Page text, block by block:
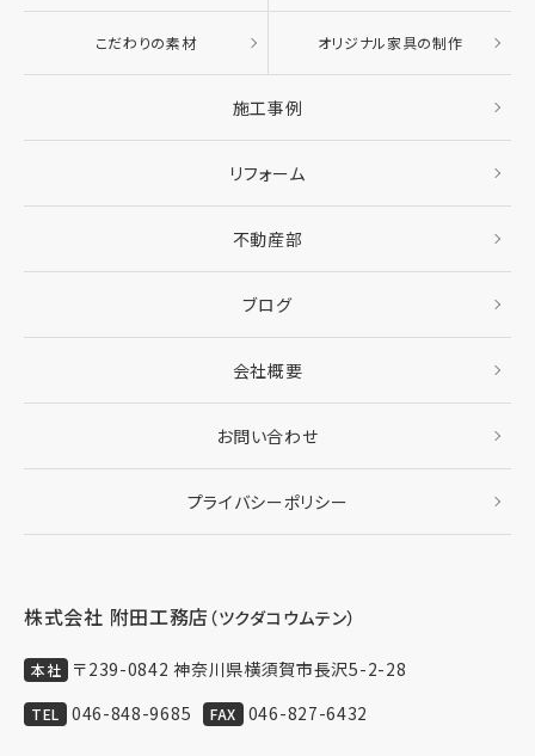
こだわりの素材 オリジナル家具の制作
施工事例
リフォーム
不動産部
ブログ
会社概要
お問い合わせ
プライバシーポリシー
株式会社 附田工務店 （ツクダコウムテン）
本社 〒239-0842 神奈川県横須賀市長沢5-2-28
TEL 046-848-9685 FAX 046-827-6432